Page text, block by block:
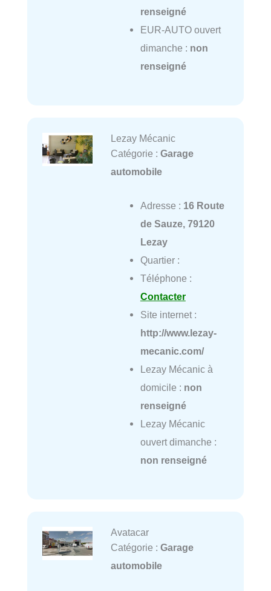
renseigné
EUR-AUTO ouvert
dimanche : non
renseigné
Lezay Mécanic
Catégorie : Garage
automobile
Adresse : 16 Route
de Sauze, 79120
Lezay
Quartier :
Téléphone :
Contacter
Site internet :
http://www.lezay-
mecanic.com/
Lezay Mécanic à
domicile : non
renseigné
Lezay Mécanic
ouvert dimanche :
non renseigné
Avatacar
Catégorie : Garage
automobile